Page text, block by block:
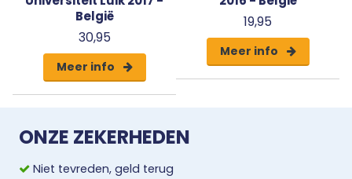
België
30,95
Meer info
19,95
Meer info
ONZE ZEKERHEDEN
Niet tevreden, geld terug